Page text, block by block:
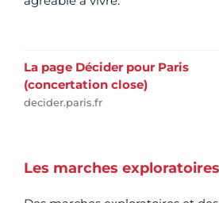
La page Décider pour Paris
(concertation close)
decider.paris.fr
Les marches exploratoires